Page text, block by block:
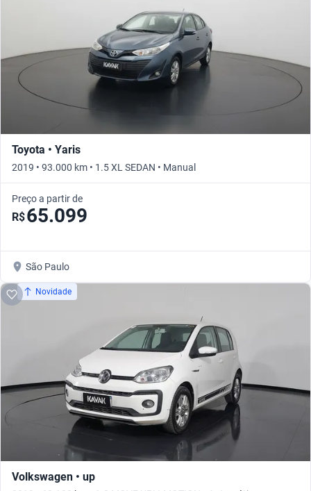
Toyota • Yaris
2019 • 93.000 km • 1.5 XL SEDAN • Manual
Preço a partir de
R$65.099
São Paulo
Novidade
Volkswagen • up